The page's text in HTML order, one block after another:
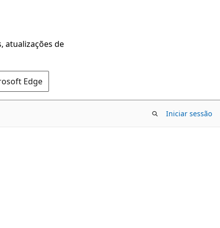
atualizações de
Edge
Iniciar sessão